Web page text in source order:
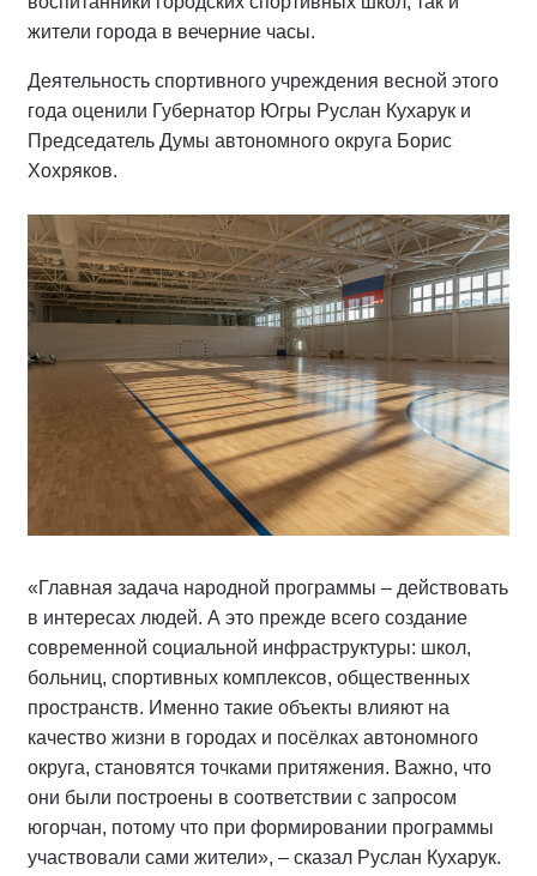
жители города в вечерние часы.
Деятельность спортивного учреждения весной этого
года оценили Губернатор Югры Руслан Кухарук и
Председатель Думы автономного округа Борис
Хохряков.
«Главная задача народной программы – действовать
в интересах людей. А это прежде всего создание
современной социальной инфраструктуры: школ,
больниц, спортивных комплексов, общественных
пространств. Именно такие объекты влияют на
качество жизни в городах и посёлках автономного
округа, становятся точками притяжения. Важно, что
они были построены в соответствии с запросом
югорчан, потому что при формировании программы
участвовали сами жители», – сказал Руслан Кухарук.